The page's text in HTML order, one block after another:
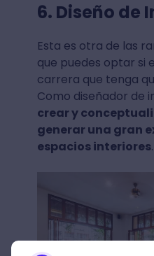
6. Diseño de
Esta es otra de las
que puedes optar si
carrera que tenga
Como diseñador de
crear y
generar una gran
espacios interiores.